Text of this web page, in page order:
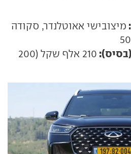
מיצובישי אאוטלנדר, סקודה
210 אלף שקל (200